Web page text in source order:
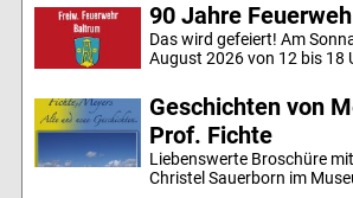
90 Jahre
Das wird gefeiert! Am
August 2026 von 12 bis 18
Geschichten von
Prof. Fichte
Liebenswerte Broschüre
Christel Sauerborn im